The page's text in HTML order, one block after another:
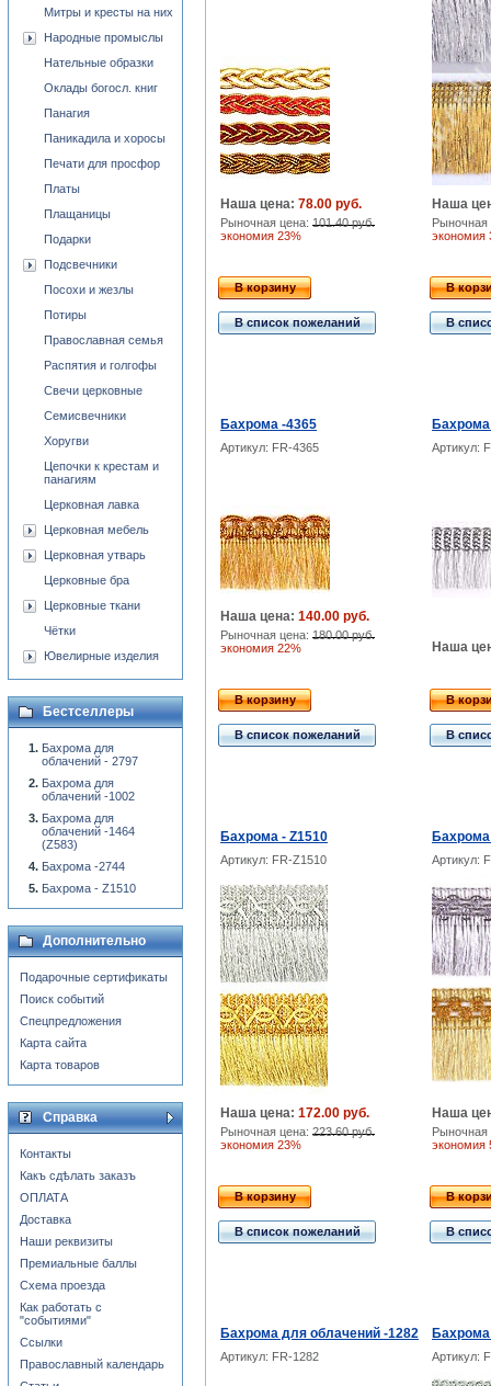
Наша цена: 78.00 руб.
Рыночная цена: 101.40 руб.
экономия 23%
Наша
экономия
В корзину
В список пожеланий
В
В
Бахрома -4365
Артикул: FR-4365 Артикул:
Наша цена: 140.00 руб.
Рыночная цена: 180.00 руб.
экономия 22%
Наша
В корзину
В список пожеланий
В
В
Бахрома - Z1510
Артикул: FR-Z1510 Артикул:
Наша цена: 172.00 руб.
Рыночная цена: 223.60 руб.
экономия 23%
Наша
экономия
В корзину
В список пожеланий
В
В
Бахрома для облачений -1282
Артикул: FR-1282 Артикул:
Митры и кресты на них
Народные промыслы
Нательные образки
Оклады богосл. книг
Панагия
Паникадила и хоросы
Печати для просфор
Платы
Плащаницы
Подарки
Подсвечники
Посохи и жезлы
Потиры
Православная семья
Распятия и голгофы
Свечи церковные
Семисвечники
Хоругви
Цепочки к крестам и
панагиям
Церковная лавка
Церковная мебель
Церковная утварь
Церковные бра
Церковные ткани
Чётки
Ювелирные изделия
Бестселлеры
Бахрома для
облачений - 2797
Бахрома для
облачений -1002
Бахрома для
облачений -1464
(Z583)
Бахрома -2744
Бахрома - Z1510
Дополнительно
Подарочные сертификаты
Поиск событий
Спецпредложения
Карта сайта
Карта товаров
Справка
Контакты
Какъ сдѣлать заказъ
ОПЛАТА
Доставка
Наши реквизиты
Премиальные баллы
Схема проезда
Как работать с
"событиями"
Ссылки
Православный календарь